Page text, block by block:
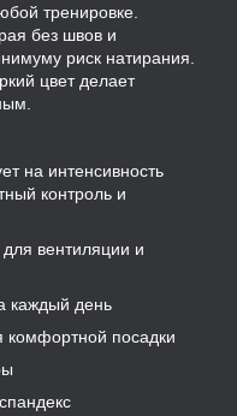
тренировке.
без швов и
риск натирания.
цвет делает
на интенсивность
контроль и
вентиляции и
каждый день
комфортной посадки